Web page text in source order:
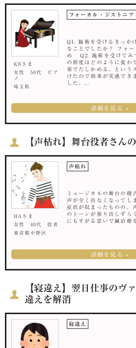
KNさま
女性 50代 ピア
ノ
埼玉県
フォーカル・ジストニア
Q1. 施術を受けるきっか
なことでしたか？ フォ
め Q2. 施術を受けてみ
の程度はどのように変わ
奏でたしかめる、という
けたので効果が実感でき
した。...
詳細を見る »
【声枯れ】舞台役者さん
HAさま
女性 40代 役者
東京都中野区
声枯れ
ミュージカルの舞台の稽
声が全く出なくなってし
症状が収まったものの、
のトーンが曇り出しずら
にもすがる思いで鍼治療
詳細を見る »
【寝違え】翌日仕事のヴ
違えを解消
寝違え